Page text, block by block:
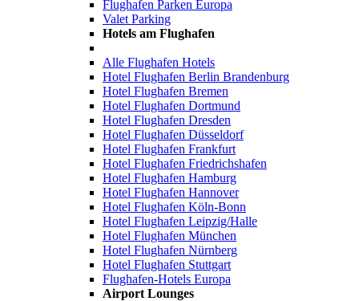
Flughafen Parken Europa
Valet Parking
Hotels am Flughafen
Alle Flughafen Hotels
Hotel Flughafen Berlin Brandenburg
Hotel Flughafen Bremen
Hotel Flughafen Dortmund
Hotel Flughafen Dresden
Hotel Flughafen Düsseldorf
Hotel Flughafen Frankfurt
Hotel Flughafen Friedrichshafen
Hotel Flughafen Hamburg
Hotel Flughafen Hannover
Hotel Flughafen Köln-Bonn
Hotel Flughafen Leipzig/Halle
Hotel Flughafen München
Hotel Flughafen Nürnberg
Hotel Flughafen Stuttgart
Flughafen-Hotels Europa
Airport Lounges